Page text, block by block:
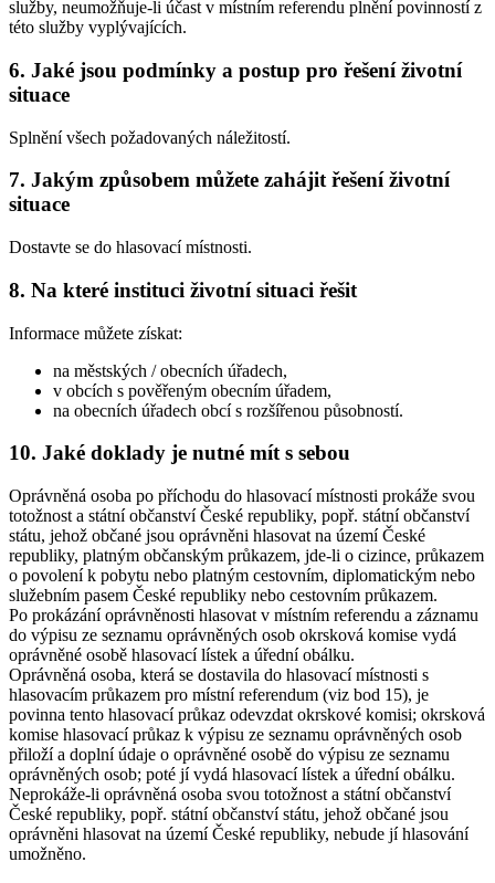
služby, neumožňuje-li účast v místním referendu plnění povinností z
této služby vyplývajících.
6. Jaké jsou podmínky a postup pro řešení životní
situace
Splnění všech požadovaných náležitostí.
7. Jakým způsobem můžete zahájit řešení životní
situace
Dostavte se do hlasovací místnosti.
8. Na které instituci životní situaci řešit
Informace můžete získat:
na městských / obecních úřadech,
v obcích s pověřeným obecním úřadem,
na obecních úřadech obcí s rozšířenou působností.
10. Jaké doklady je nutné mít s sebou
Oprávněná osoba po příchodu do hlasovací místnosti prokáže svou
totožnost a státní občanství České republiky, popř. státní občanství
státu, jehož občané jsou oprávněni hlasovat na území České
republiky, platným občanským průkazem, jde-li o cizince, průkazem
o povolení k pobytu nebo platným cestovním, diplomatickým nebo
služebním pasem České republiky nebo cestovním průkazem.
Po prokázání oprávněnosti hlasovat v místním referendu a záznamu
do výpisu ze seznamu oprávněných osob okrsková komise vydá
oprávněné osobě hlasovací lístek a úřední obálku.
Oprávněná osoba, která se dostavila do hlasovací místnosti s
hlasovacím průkazem pro místní referendum (viz bod 15), je
povinna tento hlasovací průkaz odevzdat okrskové komisi; okrsková
komise hlasovací průkaz k výpisu ze seznamu oprávněných osob
přiloží a doplní údaje o oprávněné osobě do výpisu ze seznamu
oprávněných osob; poté jí vydá hlasovací lístek a úřední obálku.
Neprokáže-li oprávněná osoba svou totožnost a státní občanství
České republiky, popř. státní občanství státu, jehož občané jsou
oprávněni hlasovat na území České republiky, nebude jí hlasování
umožněno.